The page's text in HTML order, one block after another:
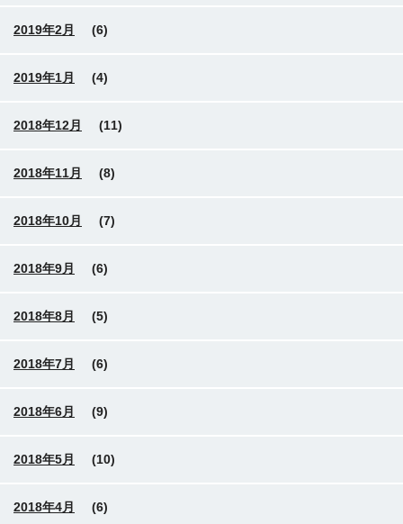
2019年2月 (6)
2019年1月 (4)
2018年12月 (11)
2018年11月 (8)
2018年10月 (7)
2018年9月 (6)
2018年8月 (5)
2018年7月 (6)
2018年6月 (9)
2018年5月 (10)
2018年4月 (6)